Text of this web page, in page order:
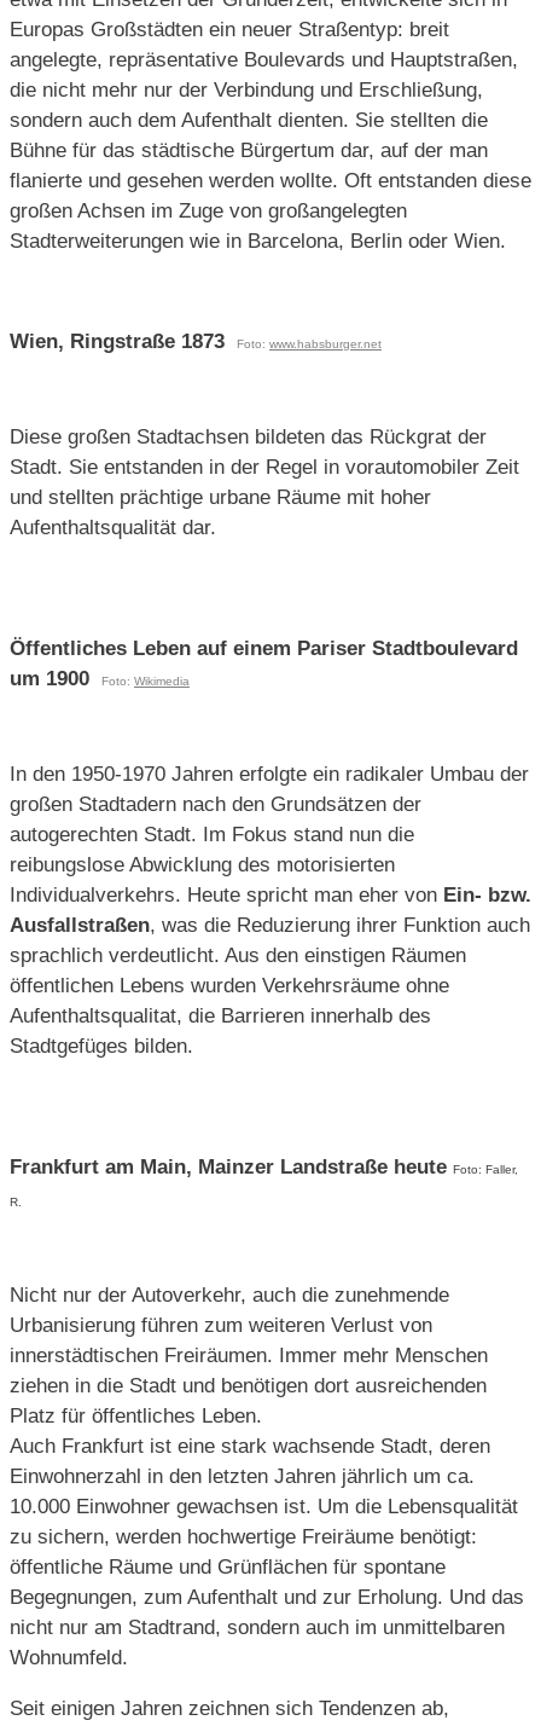
Europas Großstädten ein neuer Straßentyp: breit
angelegte, repräsentative Boulevards und Hauptstraßen,
die nicht mehr nur der Verbindung und Erschließung,
sondern auch dem Aufenthalt dienten. Sie stellten die
Bühne für das städtische Bürgertum dar, auf der man
flanierte und gesehen werden wollte. Oft entstanden diese
großen Achsen im Zuge von großangelegten
Stadterweiterungen wie in Barcelona, Berlin oder Wien.
Wien, Ringstraße 1873 Foto: www.habsburger.net
Diese großen Stadtachsen bildeten das Rückgrat der
Stadt. Sie entstanden in der Regel in vorautomobiler Zeit
und stellten prächtige urbane Räume mit hoher
Aufenthaltsqualität dar.
Öffentliches Leben auf einem Pariser Stadtboulevard
um 1900
Foto: Wikimedia
In den 1950-1970 Jahren erfolgte ein radikaler Umbau der
großen Stadtadern nach den Grundsätzen der
autogerechten Stadt. Im Fokus stand nun die
reibungslose Abwicklung des motorisierten
Individualverkehrs. Heute spricht man eher von Ein- bzw.
Ausfallstraßen, was die Reduzierung ihrer Funktion auch
sprachlich verdeutlicht. Aus den einstigen Räumen
öffentlichen Lebens wurden Verkehrsräume ohne
Aufenthaltsqualitat, die Barrieren innerhalb des
Stadtgefüges bilden.
Frankfurt am Main, Mainzer Landstraße heute Foto: Faller,
R.
Nicht nur der Autoverkehr, auch die zunehmende
Urbanisierung führen zum weiteren Verlust von
innerstädtischen Freiräumen. Immer mehr Menschen
ziehen in die Stadt und benötigen dort ausreichenden
Platz für öffentliches Leben.
Auch Frankfurt ist eine stark wachsende Stadt, deren
Einwohnerzahl in den letzten Jahren jährlich um ca.
10.000 Einwohner gewachsen ist. Um die Lebensqualität
zu sichern, werden hochwertige Freiräume benötigt:
öffentliche Räume und Grünflächen für spontane
Begegnungen, zum Aufenthalt und zur Erholung. Und das
nicht nur am Stadtrand, sondern auch im unmittelbaren
Wohnumfeld.
Seit einigen Jahren zeichnen sich Tendenzen ab,